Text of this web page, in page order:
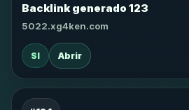
Backlink generado 123
5022.xg4ken.com
SI Abrir